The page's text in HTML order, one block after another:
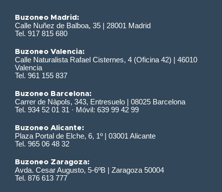
Buzoneo Madrid:
Calle Nuñez de Balboa, 35 | 28001 Madrid
Tel. 917 815 680
Buzoneo Valencia:
Calle Naturalista Rafael Cisternes, 4 (Oficina 42) | 46010
Valencia
Tel. 961 155 837
Buzoneo Barcelona:
Carrer de Nàpols, 343, Entresuelo | 08025 Barcelona
Tel. 934 52 01 31 · Móvil: 639 99 42 99
Buzoneo Alicante:
Plaza Portal de Elche, 6, 1º | 03001 Alicante
Tel. 965 06 48 32
Buzoneo Zaragoza:
Avda. Cesar Augusto, 5-6ºB | Zaragoza 50004
Tel. 876 613 777